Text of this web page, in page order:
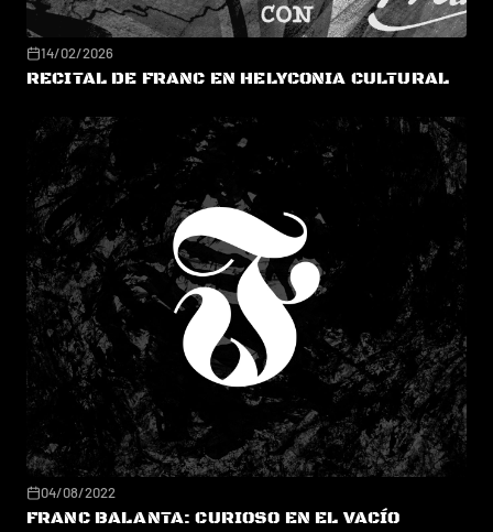
14/02/2026
RECITAL DE FRANC EN HELYCONIA CULTURAL
04/08/2022
FRANC BALANTA: CURIOSO EN EL VACÍO